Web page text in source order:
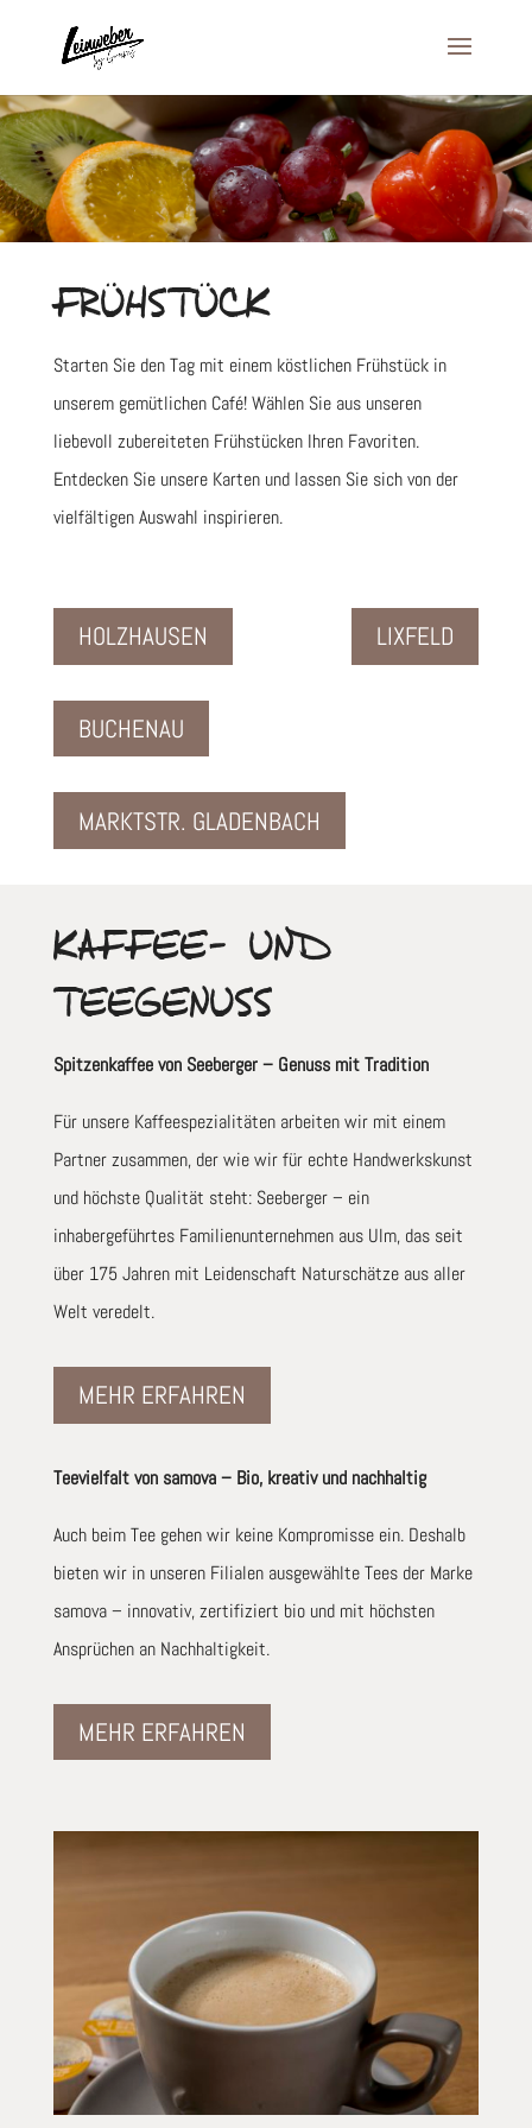
FRÜHSTÜCK
Starten Sie den Tag mit einem köstlichen Frühstück in
unserem gemütlichen Café! Wählen Sie aus unseren
liebevoll zubereiteten Frühstücken Ihren Favoriten.
Entdecken Sie unsere Karten und lassen Sie sich von der
vielfältigen Auswahl inspirieren.
HOLZHAUSEN LIXFELD
BUCHENAU
MARKTSTR. GLADENBACH
KAFFEE- UND
TEEGENUSS
Spitzenkaffee von Seeberger – Genuss mit Tradition
Für unsere Kaffeespezialitäten arbeiten wir mit einem
Partner zusammen, der wie wir für echte Handwerkskunst
und höchste Qualität steht: Seeberger – ein
inhabergeführtes Familienunternehmen aus Ulm, das seit
über 175 Jahren mit Leidenschaft Naturschätze aus aller
Welt veredelt.
MEHR ERFAHREN
Teevielfalt von samova – Bio, kreativ und nachhaltig
Auch beim Tee gehen wir keine Kompromisse ein. Deshalb
bieten wir in unseren Filialen ausgewählte Tees der Marke
samova – innovativ, zertifiziert bio und mit höchsten
Ansprüchen an Nachhaltigkeit.
MEHR ERFAHREN